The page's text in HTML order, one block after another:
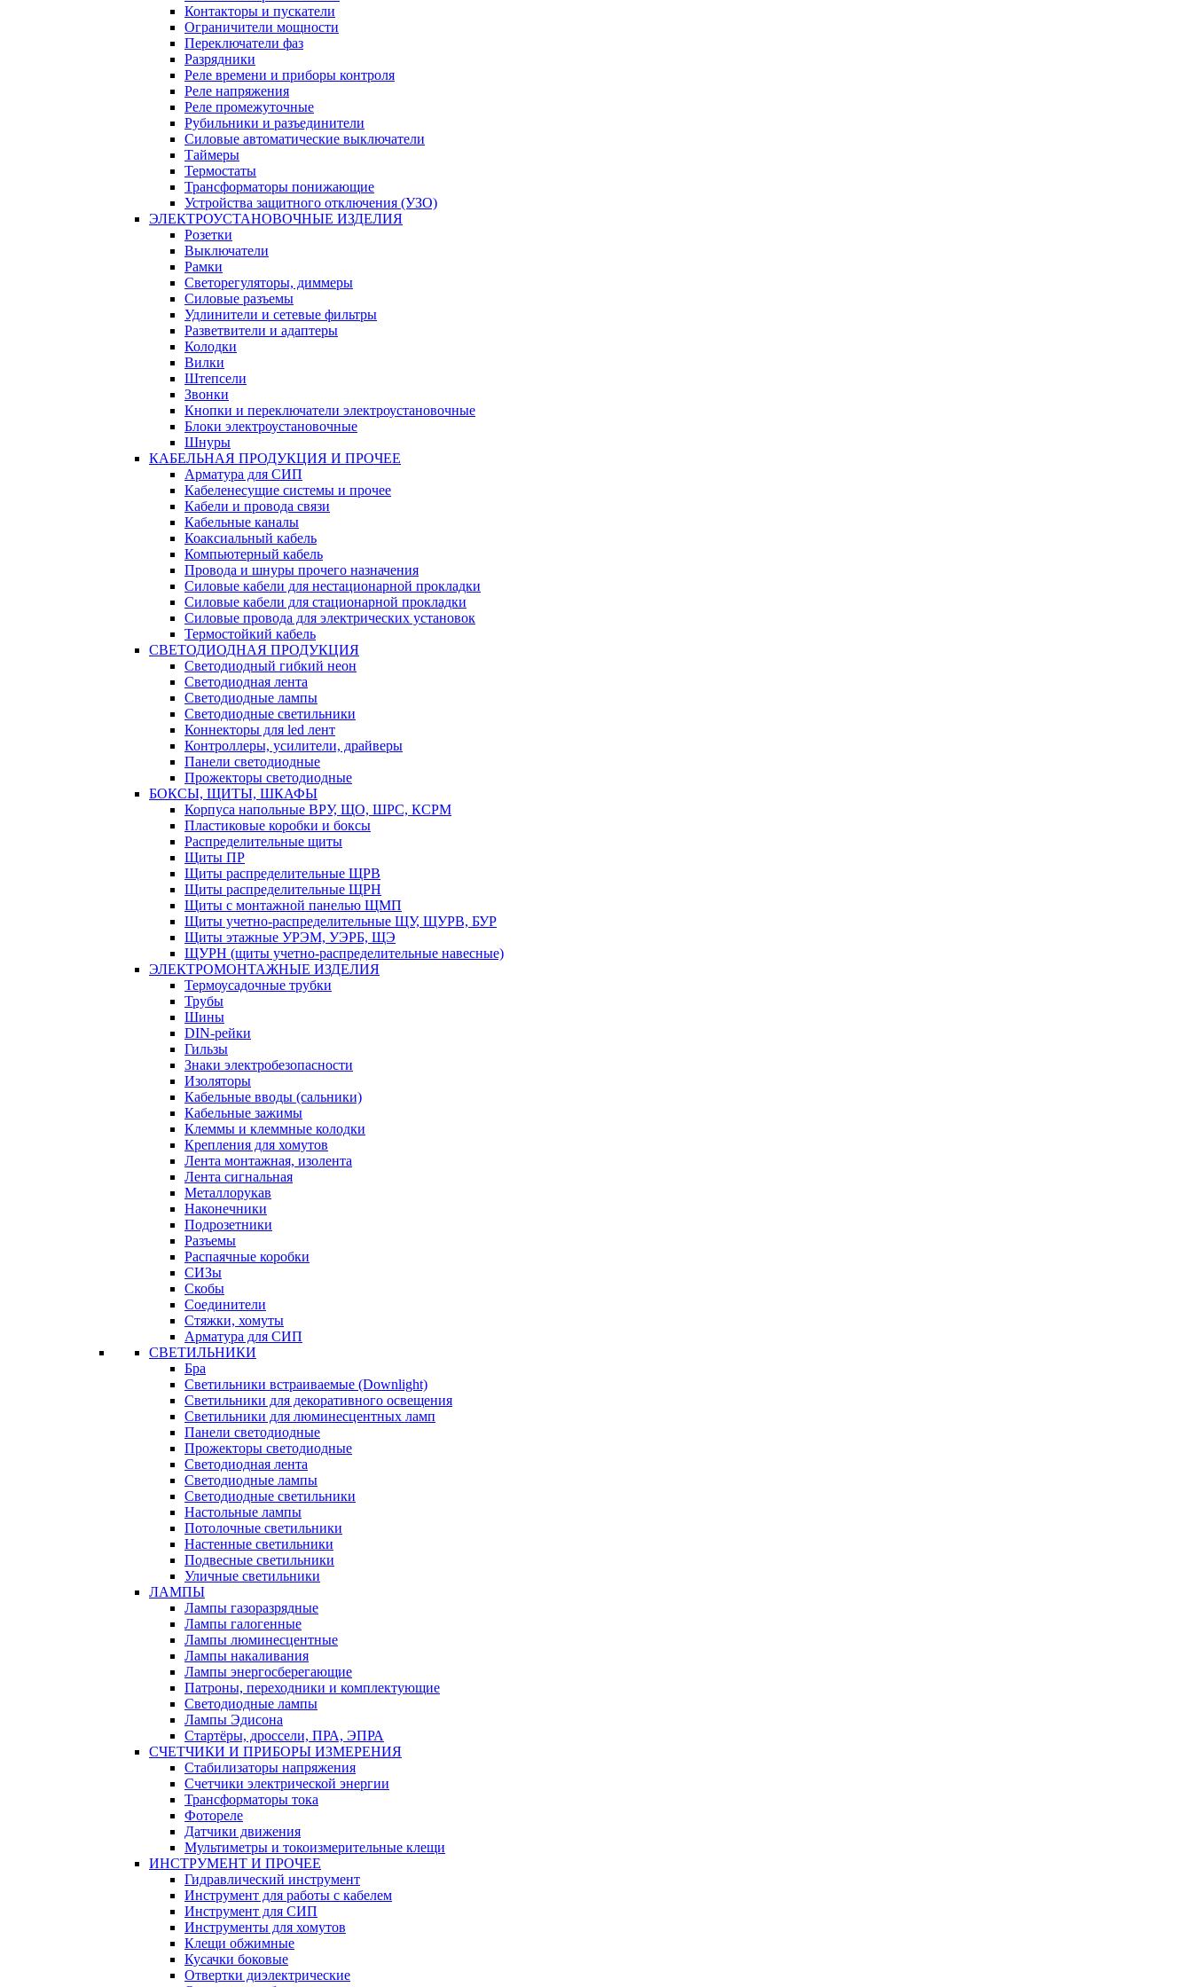
Контакторы и пускатели
Ограничители мощности
Переключатели фаз
Разрядники
Реле времени и приборы контроля
Реле напряжения
Реле промежуточные
Рубильники и разъединители
Силовые автоматические выключатели
Таймеры
Термостаты
Трансформаторы понижающие
Устройства защитного отключения (УЗО)
ЭЛЕКТРОУСТАНОВОЧНЫЕ ИЗДЕЛИЯ
Розетки
Выключатели
Рамки
Светорегуляторы, диммеры
Силовые разъемы
Удлинители и сетевые фильтры
Разветвители и адаптеры
Колодки
Вилки
Штепсели
Звонки
Кнопки и переключатели электроустановочные
Блоки электроустановочные
Шнуры
КАБЕЛЬНАЯ ПРОДУКЦИЯ И ПРОЧЕЕ
Арматура для СИП
Кабеленесущие системы и прочее
Кабели и провода связи
Кабельные каналы
Коаксиальный кабель
Компьютерный кабель
Провода и шнуры прочего назначения
Силовые кабели для нестационарной прокладки
Силовые кабели для стационарной прокладки
Силовые провода для электрических установок
Термостойкий кабель
СВЕТОДИОДНАЯ ПРОДУКЦИЯ
Светодиодный гибкий неон
Светодиодная лента
Светодиодные лампы
Светодиодные светильники
Коннекторы для led лент
Контроллеры, усилители, драйверы
Панели светодиодные
Прожекторы светодиодные
БОКСЫ, ЩИТЫ, ШКАФЫ
Корпуса напольные ВРУ, ЩО, ШРС, КСРМ
Пластиковые коробки и боксы
Распределительные щиты
Щиты ПР
Щиты распределительные ЩРВ
Щиты распределительные ЩРН
Щиты с монтажной панелью ЩМП
Щиты учетно-распределительные ЩУ, ЩУРВ, БУР
Щиты этажные УРЭМ, УЭРБ, ЩЭ
ЩУРН (щиты учетно-распределительные навесные)
ЭЛЕКТРОМОНТАЖНЫЕ ИЗДЕЛИЯ
Термоусадочные трубки
Трубы
Шины
DIN-рейки
Гильзы
Знаки электробезопасности
Изоляторы
Кабельные вводы (сальники)
Кабельные зажимы
Клеммы и клеммные колодки
Крепления для хомутов
Лента монтажная, изолента
Лента сигнальная
Металлорукав
Наконечники
Подрозетники
Разъемы
Распаячные коробки
СИЗы
Скобы
Соединители
Стяжки, хомуты
Арматура для СИП
СВЕТИЛЬНИКИ
Бра
Светильники встраиваемые (Downlight)
Светильники для декоративного освещения
Светильники для люминесцентных ламп
Панели светодиодные
Прожекторы светодиодные
Светодиодная лента
Светодиодные лампы
Светодиодные светильники
Настольные лампы
Потолочные светильники
Настенные светильники
Подвесные светильники
Уличные светильники
ЛАМПЫ
Лампы газоразрядные
Лампы галогенные
Лампы люминесцентные
Лампы накаливания
Лампы энергосберегающие
Патроны, переходники и комплектующие
Светодиодные лампы
Лампы Эдисона
Стартёры, дроссели, ПРА, ЭПРА
СЧЕТЧИКИ И ПРИБОРЫ ИЗМЕРЕНИЯ
Стабилизаторы напряжения
Счетчики электрической энергии
Трансформаторы тока
Фотореле
Датчики движения
Мультиметры и токоизмерительные клещи
ИНСТРУМЕНТ И ПРОЧЕЕ
Гидравлический инструмент
Инструмент для работы с кабелем
Инструмент для СИП
Инструменты для хомутов
Клещи обжимные
Кусачки боковые
Отвертки диэлектрические